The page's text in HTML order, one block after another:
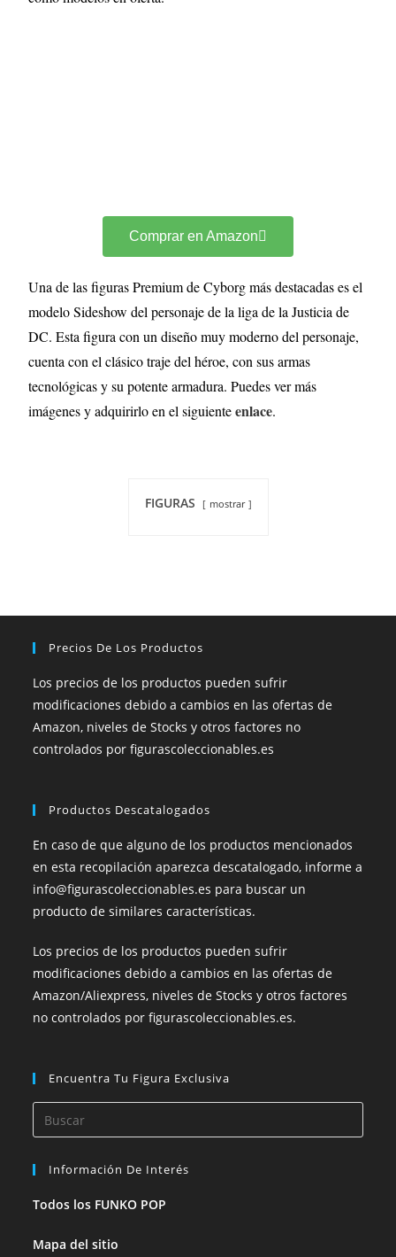
Comprar en Amazon
Una de las figuras Premium de Cyborg más destacadas es el
modelo Sideshow del personaje de la liga de la Justicia de
DC. Esta figura con un diseño muy moderno del personaje,
cuenta con el clásico traje del héroe, con sus armas
tecnológicas y su potente armadura. Puedes ver más
imágenes y adquirirlo en el siguienteenlace.
FIGURAS mostrar
Precios De Los Productos
Los precios de los productos pueden sufrir
modificaciones debido a cambios en las ofertas de
Amazon, niveles de Stocks y otros factores no
controlados por figurascoleccionables.es
Productos Descatalogados
En caso de que alguno de los productos mencionados
en esta recopilación aparezca descatalogado, informe a
info@figurascoleccionables.es para buscar un
producto de similares características.
Los precios de los productos pueden sufrir
modificaciones debido a cambios en las ofertas de
Amazon/Aliexpress, niveles de Stocks y otros factores
no controlados por figurascoleccionables.es.
Encuentra Tu Figura Exclusiva
Información De Interés
Todos los FUNKO POP
Mapa del sitio